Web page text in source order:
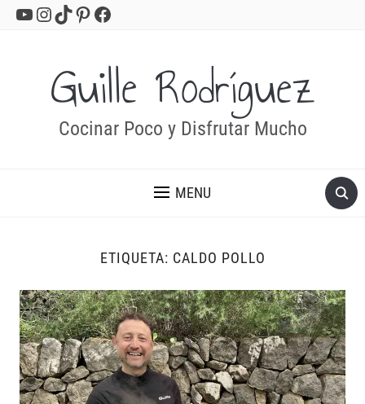
YouTube
Instagram
TikTok
Pinterest
Facebook
Guille Rodríguez
Cocinar Poco y Disfrutar Mucho
MENU
ETIQUETA: CALDO POLLO